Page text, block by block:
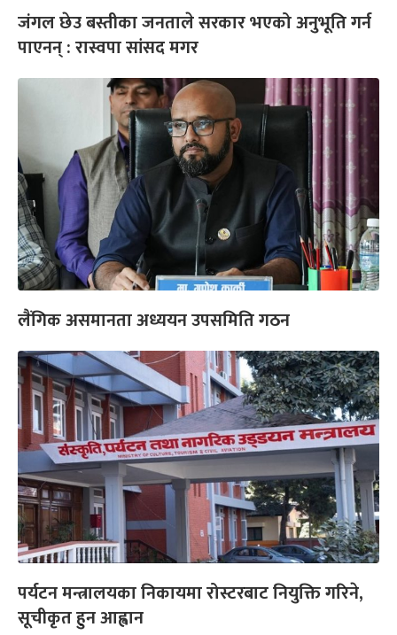
जंगल छेउ बस्तीका जनताले सरकार भएको अनुभूति गर्न
पाएनन् : रास्वपा सांसद मगर
लैंगिक असमानता अध्ययन उपसमिति गठन
पर्यटन मन्त्रालयका निकायमा रोस्टरबाट नियुक्ति गरिने,
सूचीकृत हुन आह्वान